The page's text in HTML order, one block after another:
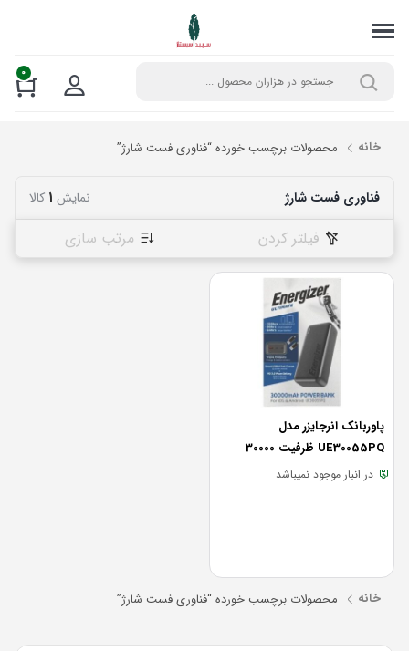
0
خانه محصولات برچسب خورده “فناوری فست شارژ”
فناوری فست شارژ نمایش 1 کالا
فیلتر کردن مرتب سازی
پاوربانک انرجایزر مدل
UE30055PQ ظرفیت 30000
میلی آمپر ساعت
در انبار موجود نمیباشد
خانه محصولات برچسب خورده “فناوری فست شارژ”